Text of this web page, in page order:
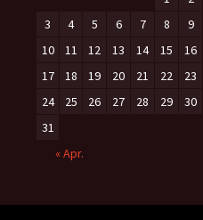
3
4 5 6 7 8
9
10
11 12 13 14 15
16
17
18 19 20 21 22
23
24
25 26 27 28 29
30
31
« Apr.